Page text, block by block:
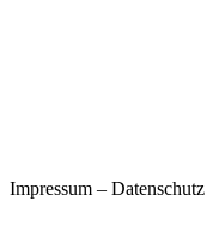
Impressum – Datenschutz